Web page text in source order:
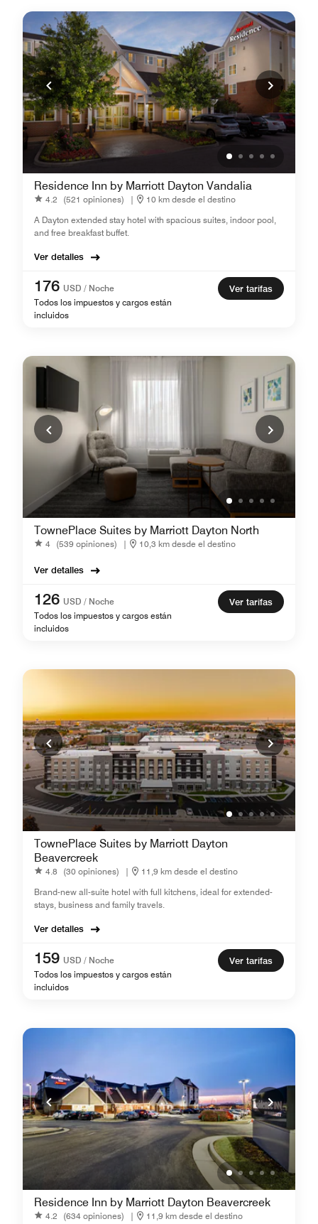
Residence Inn by Marriott Dayton Vandalia
4.2 (521 opiniones) |
10 km desde el destino
A Dayton extended stay hotel with spacious suites, indoor pool,
and free breakfast buffet.
Ver detalles
176 USD / Noche
Todos los impuestos y cargos están
incluidos
Ver tarifas
TownePlace Suites by Marriott Dayton North
4 (539 opiniones) | 10,3 km desde el destino
Ver detalles
126 USD / Noche
Todos los impuestos y cargos están
incluidos
Ver tarifas
TownePlace Suites by Marriott Dayton
Beavercreek
4.8 (30 opiniones) |
11,9 km desde el destino
Brand-new all-suite hotel with full kitchens, ideal for extended-
stays, business and family travels.
Ver detalles
159 USD / Noche
Todos los impuestos y cargos están
incluidos
Ver tarifas
Residence Inn by Marriott Dayton Beavercreek
4.2 (634 opiniones) | 11,9 km desde el destino